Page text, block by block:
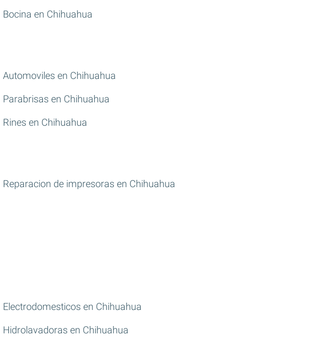
Bocina en Chihuahua
Automoviles en Chihuahua
Parabrisas en Chihuahua
Rines en Chihuahua
Reparacion de impresoras en Chihuahua
Electrodomesticos en Chihuahua
Hidrolavadoras en Chihuahua